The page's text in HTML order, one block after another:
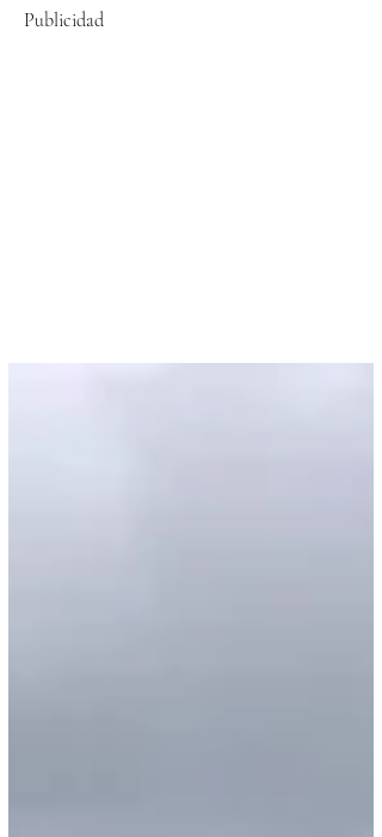
Publicidad